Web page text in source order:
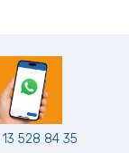
13 528 84 35